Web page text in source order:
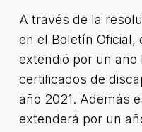
A través de la
en el Boletín Oficial,
extendió por un año
certificados de
año 2021. Además
extenderá por un